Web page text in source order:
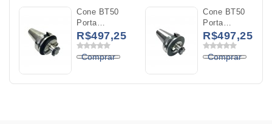
Cone BT50
Porta
Cabeçote
32MM
L50MM
R$497,25
Comprar
Cone BT50
Porta
Cabeçote
27MM
L40MM
R$497,25
Comprar